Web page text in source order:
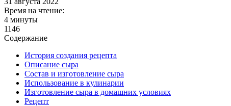
Время на чтение:
4 минуты
1146
Содержание
История создания рецепта
Описание сыра
Состав и изготовление сыра
Использование в кулинарии
Изготовление сыра в домашних условиях
Рецепт